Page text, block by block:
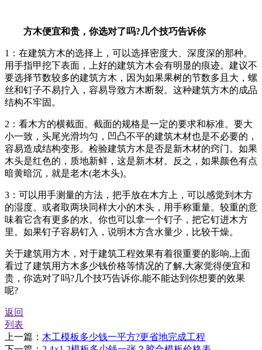
方木便宜和贵，你选对了吗?几个技巧告诉你
1：在建筑方木的选择上，可以选择密度大、深度深的那种。
用手指甲挖下表面，上好的建筑方木会有明显的痕迹。建议不
要选择节数较多的建筑方木，因为如果果树的节数多且大，螺
丝和钉子不易拧入，容易导致方木断裂。这种建筑方木的成品
结构不牢固。
2：看木方的横截面。截面的规格是一定的要求和标准。要大
小一致，头尾光滑均匀，凹凸不平的建筑木材也是不必要的，
容易造成结构变形。检验建筑方木是否是新木材的窍门。如果
木头是红色的，质地新鲜，这是新木材。反之，如果颜色有点
暗黄暗沉，就是老木(老木头)。
3：可以用手测量的方法，把手放在木方上，可以感觉到木方
的湿度。或者取两块同样大小的木头，用手称重量。较重的意
味着它含有更多的水。你也可以拿一个钉子，把它钉进木方
里。如果钉子容易钉入，说明木方含水量少，比较干燥。
关于建筑用方木，对于建筑工程效果有着很重要的影响,上面
看过了建筑用方木多少钱价格等情况的了解,大家觉得便宜和
贵，你选对了吗?几个技巧告诉你,能不能达到你想要的效果
呢?
返回
列表
上一篇： 木工模板多少钱一平方?更省地完成工程